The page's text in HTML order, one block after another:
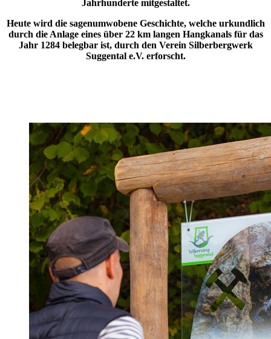
Jahrhunderte mitgestaltet.
Heute wird die sagenumwobene Geschichte, welche urkundlich
durch die Anlage eines über 22 km langen Hangkanals für das
Jahr 1284 belegbar ist, durch den Verein Silberbergwerk
Suggental e.V. erforscht.